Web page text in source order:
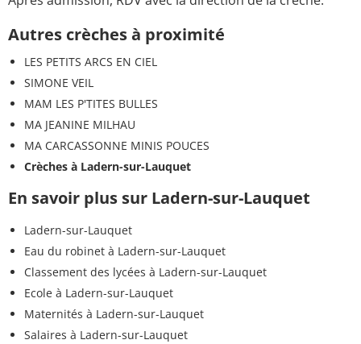
Autres crèches à proximité
LES PETITS ARCS EN CIEL
SIMONE VEIL
MAM LES P'TITES BULLES
MA JEANINE MILHAU
MA CARCASSONNE MINIS POUCES
Crèches à Ladern-sur-Lauquet
En savoir plus sur Ladern-sur-Lauquet
Ladern-sur-Lauquet
Eau du robinet à Ladern-sur-Lauquet
Classement des lycées à Ladern-sur-Lauquet
Ecole à Ladern-sur-Lauquet
Maternités à Ladern-sur-Lauquet
Salaires à Ladern-sur-Lauquet